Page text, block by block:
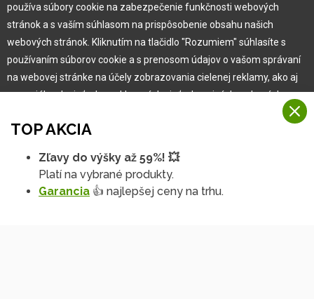
Pre zákazníka
Garancia najlepšej ceny
Užívateľský manuál
Reklamácia
TOP AKCIA
Zľavy do výšky až 59%! 💥
Platí na vybrané produkty.
Garancia 👍 najlepšej ceny na trhu.
používa súbory cookie na zabezpečenie funkčnosti webových
stránok a s vaším súhlasom na prispôsobenie obsahu našich
webových stránok. Kliknutím na tlačidlo "Rozumiem" súhlasíte s
používaním súborov cookie a s prenosom údajov o vašom správaní
na webovej stránke na účely zobrazovania cielenej reklamy, ako aj
na sociálnych sieťach a reklamných sieťach na iných webových
Viac informácií
Na našich webových stránkach používame niekoľko kategórií
Rozumiem